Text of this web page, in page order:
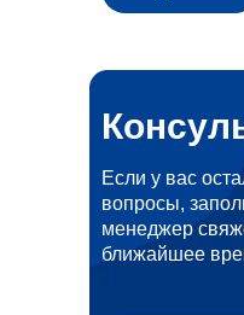
Если у вас
вопросы,
менеджер
ближайшее